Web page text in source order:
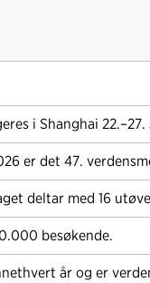
i Shanghai
er det 47.
deltar med 16
besøkende.
år og er